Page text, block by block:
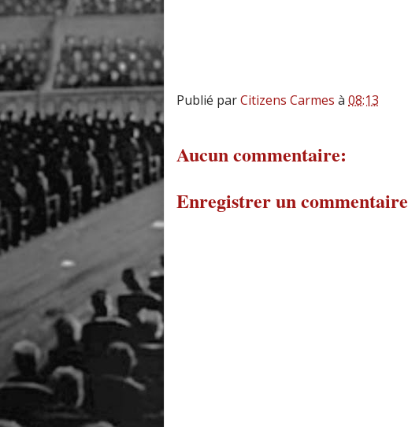
Publié parCitizens Carmes à 08:13
Aucun commentaire:
Enregistrer un commentaire